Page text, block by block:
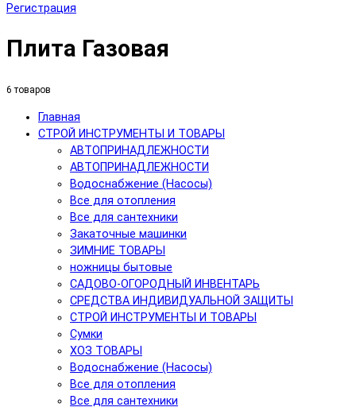
Регистрация
Плита Газовая
6 товаров
Главная
СТРОЙ ИНСТРУМЕНТЫ И ТОВАРЫ
АВТОПРИНАДЛЕЖНОСТИ
АВТОПРИНАДЛЕЖНОСТИ
Водоснабжение (Насосы)
Все для отопления
Все для сантехники
Закаточные машинки
ЗИМНИЕ ТОВАРЫ
ножницы бытовые
САДОВО-ОГОРОДНЫЙ ИНВЕНТАРЬ
СРЕДСТВА ИНДИВИДУАЛЬНОЙ ЗАЩИТЫ
СТРОЙ ИНСТРУМЕНТЫ И ТОВАРЫ
Сумки
ХОЗ ТОВАРЫ
Водоснабжение (Насосы)
Все для отопления
Все для сантехники